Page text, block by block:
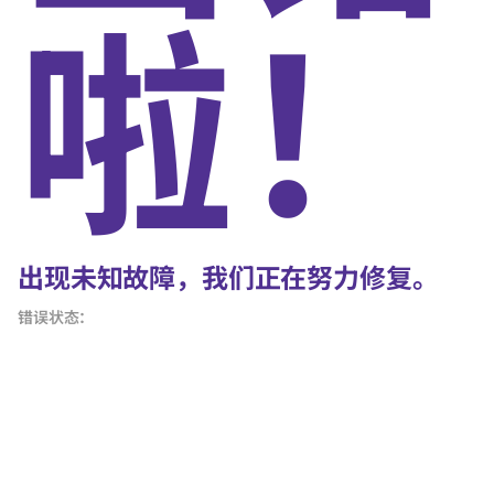
啦！
出现未知故障，我们正在努力修复。
错误状态：